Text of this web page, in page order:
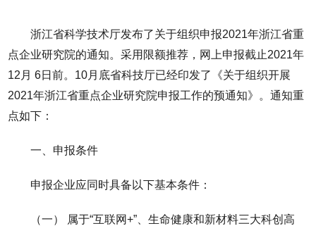
浙江省科学技术厅发布了关于组织申报2021年浙江省重
点企业研究院的通知。采用限额推荐，网上申报截止2021年
12月 6日前。10月底省科技厅已经印发了《关于组织开展
2021年浙江省重点企业研究院申报工作的预通知》。通知重
点如下：
一、申报条件
申报企业应同时具备以下基本条件：
（一） 属于“互联网+”、生命健康和新材料三大科创高